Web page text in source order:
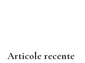
Articole recente